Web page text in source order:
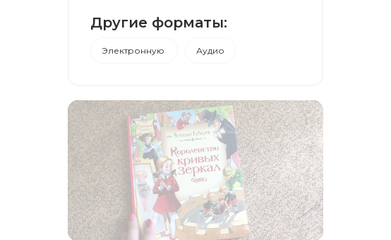
Другие форматы:
Электронную Аудио